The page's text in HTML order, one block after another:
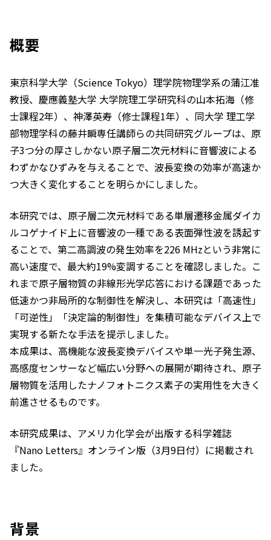
概要
東京科学大学（Science Tokyo）理学院物理学系の蒲江准
教授、慶應義塾大学 大学院理工学研究科の山本拓海（修
士課程2年）、神澤英寿（修士課程1年）、同大学 理工学
部物理学科の藤井瞬専任講師らの共同研究グループは、原
子3つ分の厚さしかない原子層二次元材料に音響波による
わずかなひずみを与えることで、波長変換の効率が高速か
つ大きく変化することを明らかにしました。
本研究では、原子層二次元材料である単層遷移金属ダイカ
ルコゲナイド上に音響波の一種である表面弾性波を誘起す
ることで、第二高調波の発生効率を226 MHzという非常に
高い速度で、最大約19%変調することを確認しました。こ
れまで原子層物質の非線形光学応答における課題であった
低速かつ非局所的な制御性を解決し、本研究は「高速性」
「可逆性」「決定論的制御性」を集積可能なデバイス上で
実現する新たな手法を提示しました。
本成果は、高機能な波長変換デバイスや単一光子発生源、
高感度センサーなど幅広い分野への展開が期待され、原子
層物質を活用したナノフォトニクス素子の実用性を大きく
前進させるものです。
本研究成果は、アメリカ化学会が出版する科学雑誌
『Nano Letters』オンライン版（3月9日付）に掲載され
ました。
背景